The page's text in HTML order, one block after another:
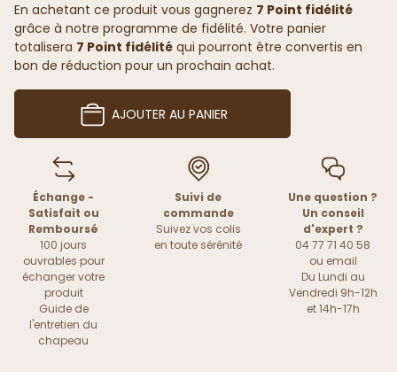
En achetant ce produit vous gagnerez 7 Point fidélité
grâce à notre programme de fidélité. Votre panier
totalisera 7 Point fidélité qui pourront être convertis en
bon de réduction pour un prochain achat.
AJOUTER AU PANIER
Échange -
Satisfait ou
Remboursé
100 jours
ouvrables pour
échanger votre
produit
Guide de
l'entretien du
chapeau
Suivi de
commande
Suivez vos colis
en toute sérénité
Une question ?
Un conseil
d'expert ?
04 77 71 40 58
ou email
Du Lundi au
Vendredi 9h-12h
et 14h-17h